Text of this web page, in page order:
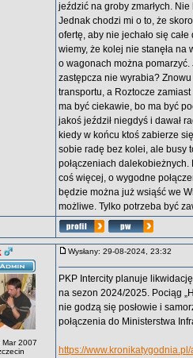
jeździć na groby zmarłych.
Jednak chodzi mi o to, że
ofertę, aby nie jechało się
wiemy, że kolej nie stanęła
o wagonach można
zastępcza nie wyrabia?
transportu, a Roztocze
ma być ciekawie, bo ma być
jakoś jeździł niegdyś i dawał
kiedy w końcu ktoś zabierze
sobie radę bez kolei, ale busy
połączeniach
coś więcej, o wygodne
będzie można już wsiąść we
możliwe. Tylko potrzeba być
Mar 2007
Wysłany: 29-08-2024, 23:32
PKP Intercity planuje
na sezon 2024/2025. Pociąg
nie godzą się posłowie i
połączenia do Ministerstwa
https://